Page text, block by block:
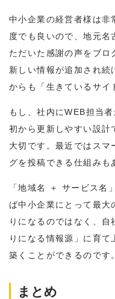
中小企業の経営者様は非
度でも良いので、地元名
ただいた感謝の声をブロ
新しい情報が追加され続
からも「生きているサイ
もし、社内にWEB担当
初から更新しやすい設計
大切です。最近ではスマ
グを投稿できる仕組みも
「地域名 ＋ サービス名
ば中小企業にとって最大
りになるのではなく、
りになる情報源」に育
築くことができるのです。
まとめ